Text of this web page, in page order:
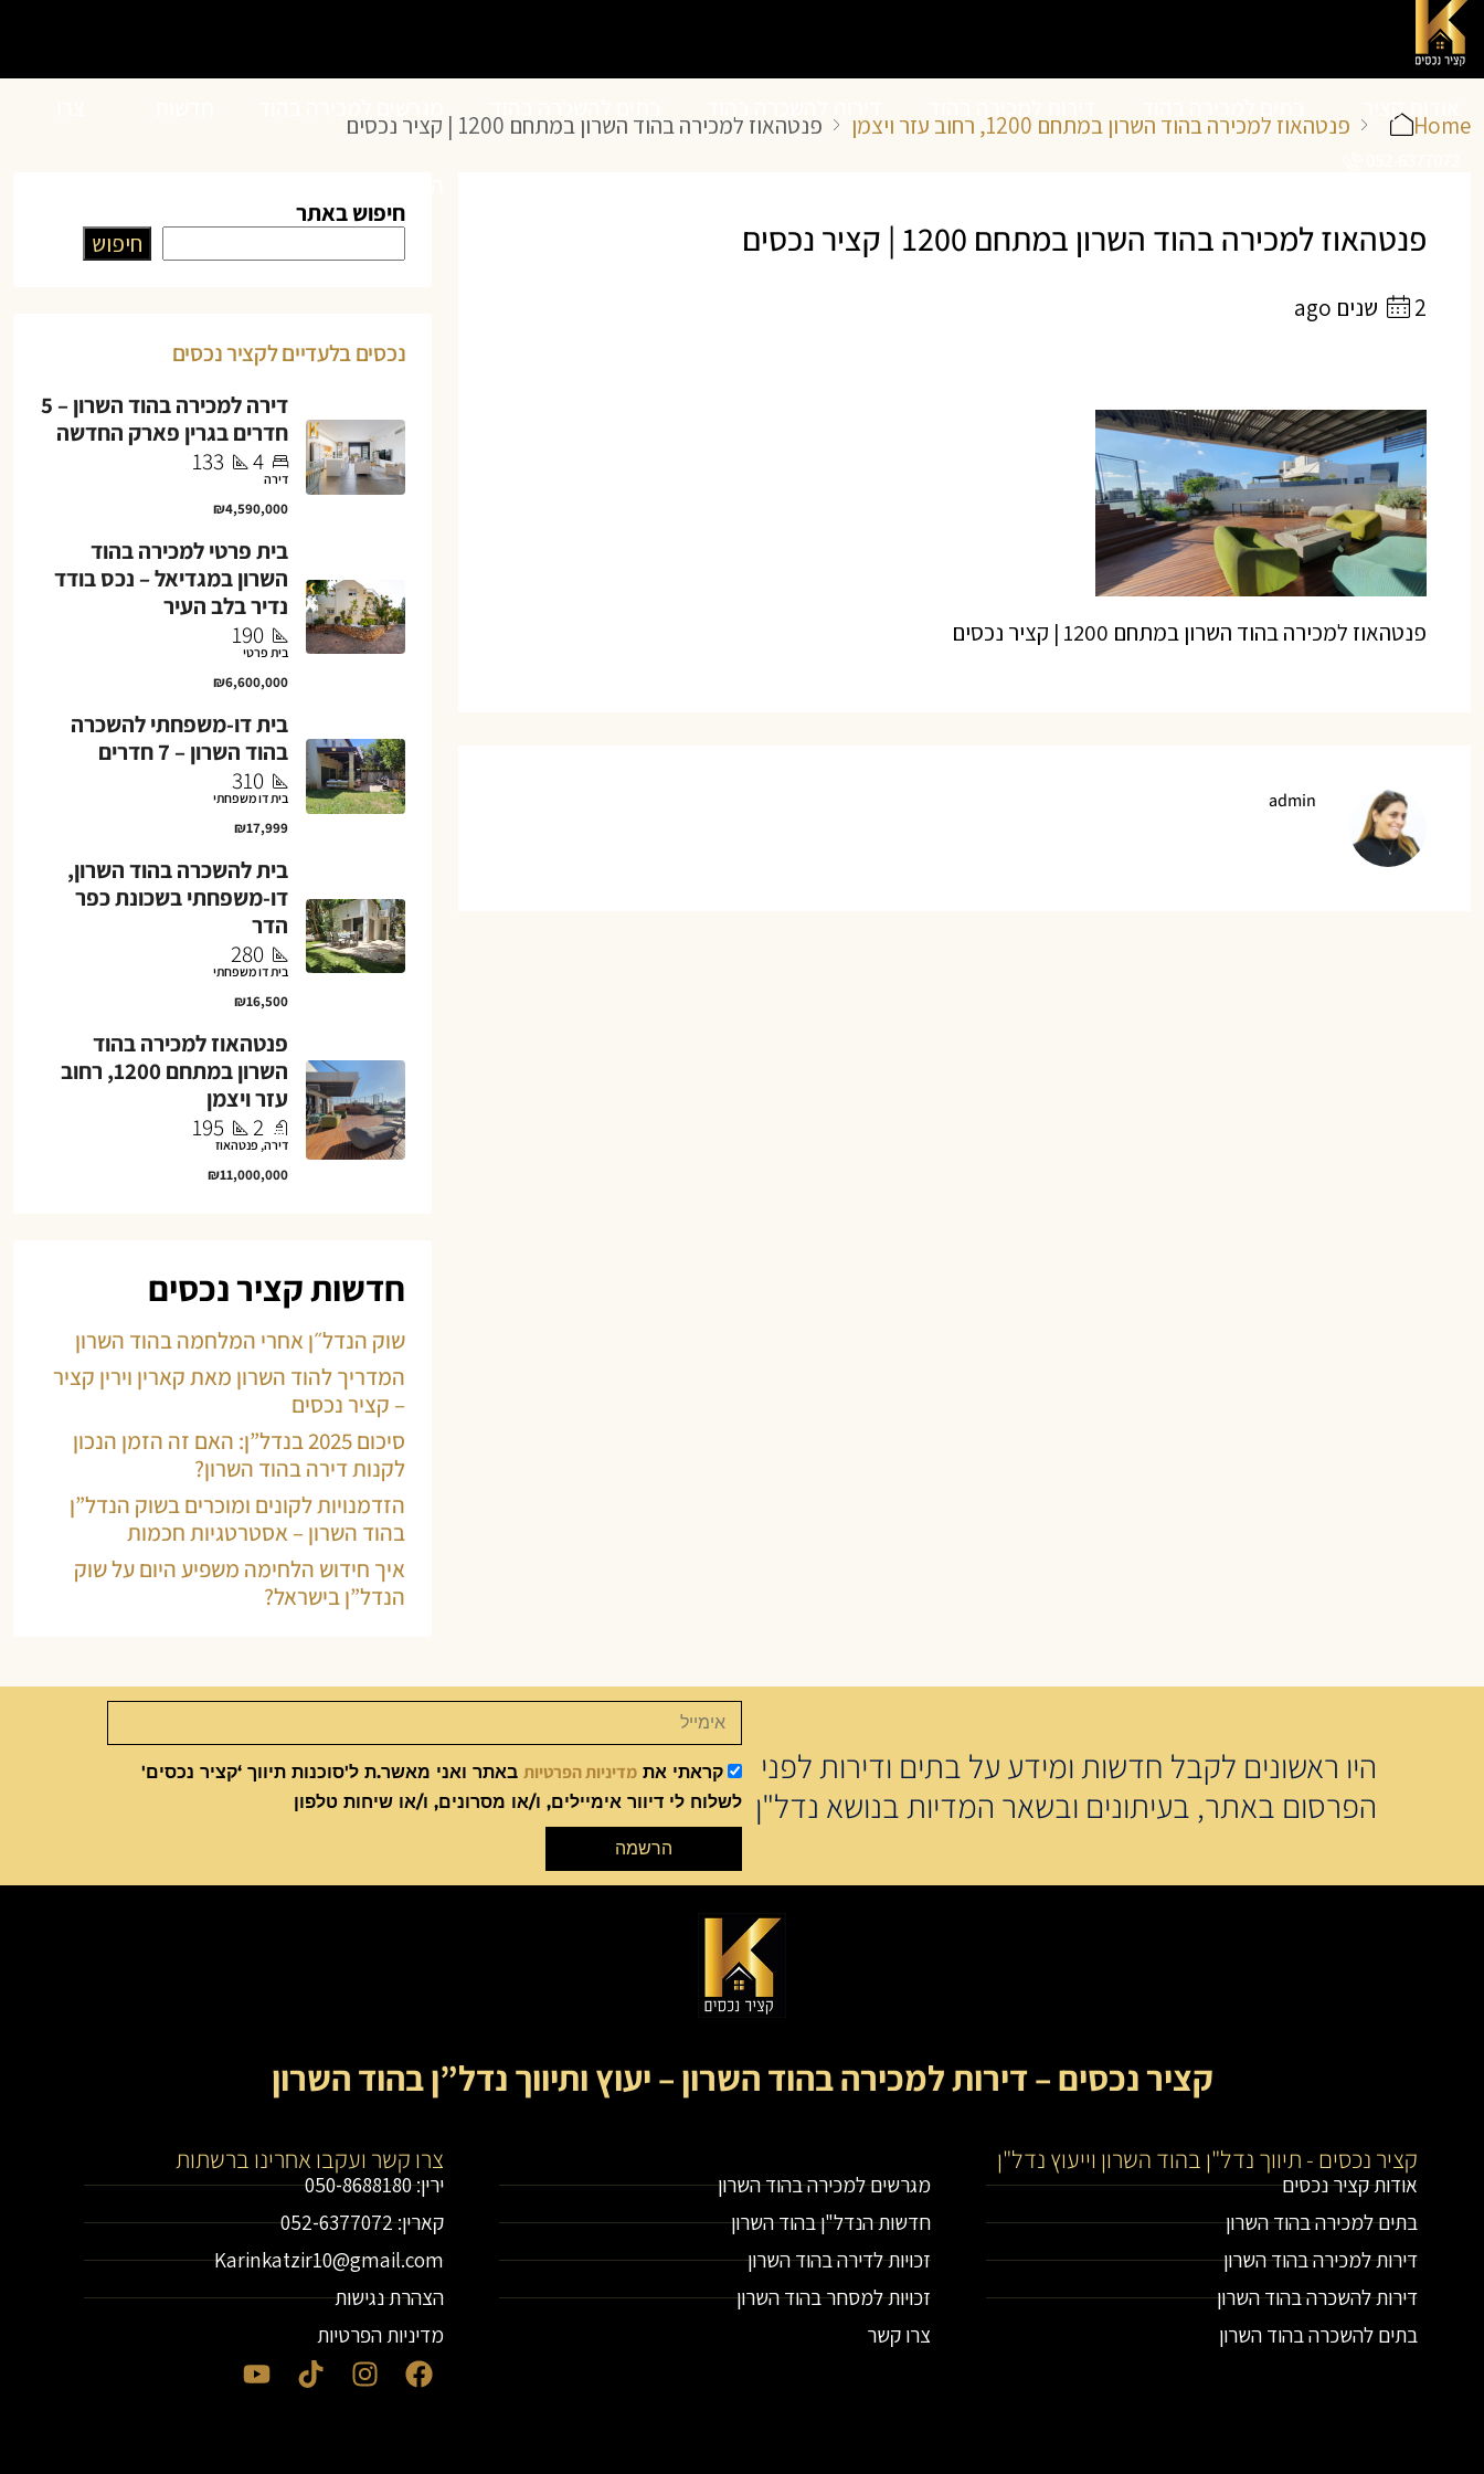
אודות קציר
Home פנטהאוז למכירה בהוד השרון במתחם 1200, רחוב עזר ויצמן פנטהאוז למכירה בהוד השרון במתחם 1200 | קציר נכסים
פנטהאוז למכירה בהוד השרון במתחם 1200 | קציר נכסים
2 שנים ago
פנטהאוז למכירה בהוד השרון במתחם 1200 | קציר נכסים
admin
חיפוש באתר
חיפוש
נכסים בלעדיים לקציר נכסים
דירה למכירה בהוד השרון – 5
חדרים בגרין פארק החדשה
4
133
דירה
₪4,590,000
בית פרטי למכירה בהוד
השרון במגדיאל – נכס בודד
נדיר בלב העיר
190
בית פרטי
₪6,600,000
בית דו-משפחתי להשכרה
בהוד השרון – 7 חדרים
310
בית דו משפחתי
₪17,999
בית להשכרה בהוד השרון,
דו-משפחתי בשכונת כפר
הדר
280
בית דו משפחתי
₪16,500
פנטהאוז למכירה בהוד
השרון במתחם 1200, רחוב
עזר ויצמן
2
195
דירה, פנטהאוז
₪11,000,000
חדשות קציר נכסים
שוק הנדל״ן אחרי המלחמה בהוד השרון
המדריך להוד השרון מאת קארין וירין קציר
– קציר נכסים
סיכום 2025 בנדל”ן: האם זה הזמן הנכון
לקנות דירה בהוד השרון?
הזדמנויות לקונים ומוכרים בשוק הנדל”ן
בהוד השרון – אסטרטגיות חכמות
איך חידוש הלחימה משפיע היום על שוק
הנדל”ן בישראל?
היו ראשונים לקבל חדשות ומידע על בתים ודירות לפני
הפרסום באתר, בעיתונים ובשאר המדיות בנושא נדל"ן
קראתי את מדיניות הפרטיות באתר ואני מאשר.ת ל'סוכנות תיווך ‘קציר נכסים'
לשלוח לי דיוור אימיילים, ו/או מסרונים, ו/או שיחות טלפון
הרשמה
קציר נכסים – דירות למכירה בהוד השרון – יעוץ ותיווך נדל”ן בהוד השרון
קציר נכסים - תיווך נדל"ן בהוד השרון וייעוץ נדל"ן
אודות קציר נכסים
בתים למכירה בהוד השרון
דירות למכירה בהוד השרון
דירות להשכרה בהוד השרון
בתים להשכרה בהוד השרון
מגרשים למכירה בהוד השרון
חדשות הנדל"ן בהוד השרון
זכויות לדירה בהוד השרון
זכויות למסחר בהוד השרון
צרו קשר
צרו קשר ועקבו אחרינו ברשתות
ירין: 050-8688180
קארין: 052-6377072
Karinkatzir10@gmail.com
הצהרת נגישות
מדיניות הפרטיות